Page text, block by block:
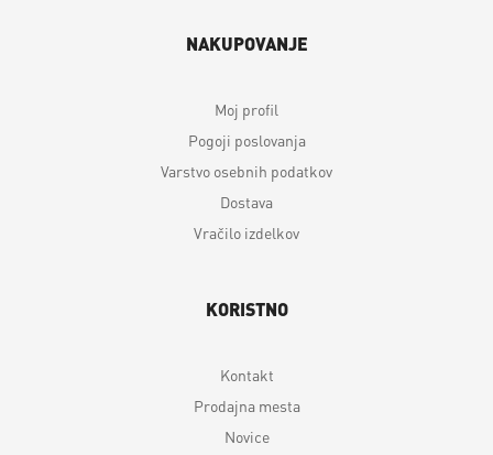
NAKUPOVANJE
Moj profil
Pogoji poslovanja
Varstvo osebnih podatkov
Dostava
Vračilo izdelkov
KORISTNO
Kontakt
Prodajna mesta
Novice